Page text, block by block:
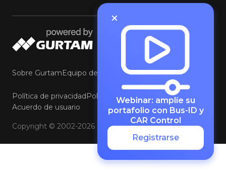
Sobre GurtamEquipo de GurtamContacte con Gurtam
Política de privacidadPolítica de cookies y preferencias
Acuerdo de usuario
Copyright © 2002-2026
Webinar: amplíe su
portafolio con Bus-ID y
CAR Control
Registrarse